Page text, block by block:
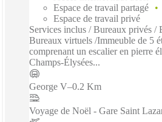
Espace de travail partagé
Espace de travail privé
Services inclus / Bureaux privés /
Bureaux virtuels /Immeuble de 5
comprenant un escalier en pierre
Champs-Élysées...
George V–0.2 Km
Voyage de Noël - Gare Saint